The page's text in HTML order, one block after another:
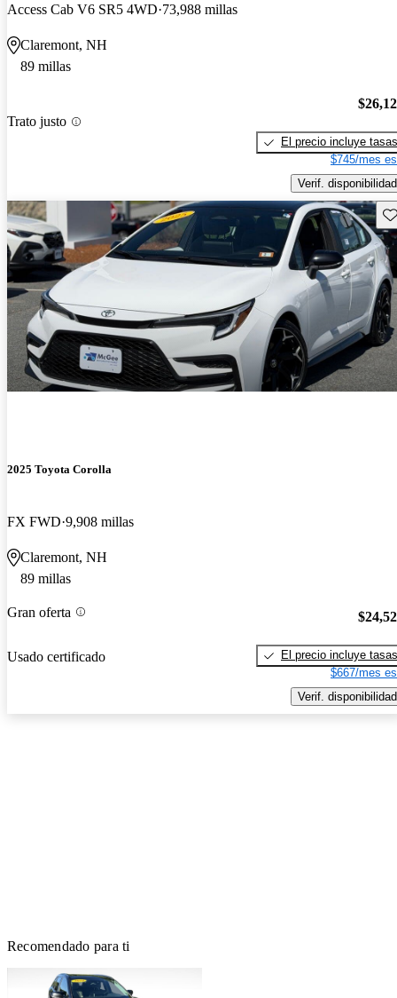
Access Cab V6 SR5 4WD 73,988 millas
Claremont, NH
89 millas
Trato justo
El precio incluye tasas
$745/mes
Verif. disponibilidad
2025 Toyota Corolla
FX FWD 9,908 millas
Claremont, NH
89 millas
Gran oferta
Usado certificado
El precio incluye tasas
$667/mes
Verif. disponibilidad
Recomendado para ti